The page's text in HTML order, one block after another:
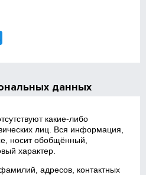
данных
какие‑либо
лиц. Вся информация,
носит обобщённый,
характер.
адресов, контактных